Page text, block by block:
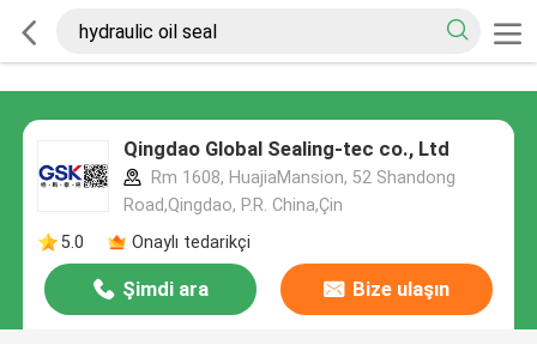
Qingdao Global Sealing-tec co., Ltd
Rm 1608, HuajiaMansion, 52 Shandong
Road,Qingdao, P.R. China,Çin
5.0
Onaylı tedarikçi
Şimdi ara Bize ulaşın